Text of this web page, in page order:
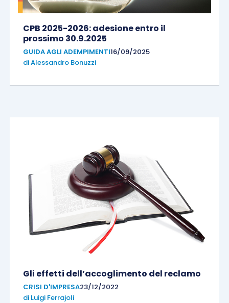
CPB 2025-2026: adesione entro il
prossimo 30.9.2025
GUIDA AGLI ADEMPIMENTI16/09/2025
diAlessandro Bonuzzi
Gli effetti dell’accoglimento del reclamo
CRISI D'IMPRESA23/12/2022
di Luigi Ferrajoli